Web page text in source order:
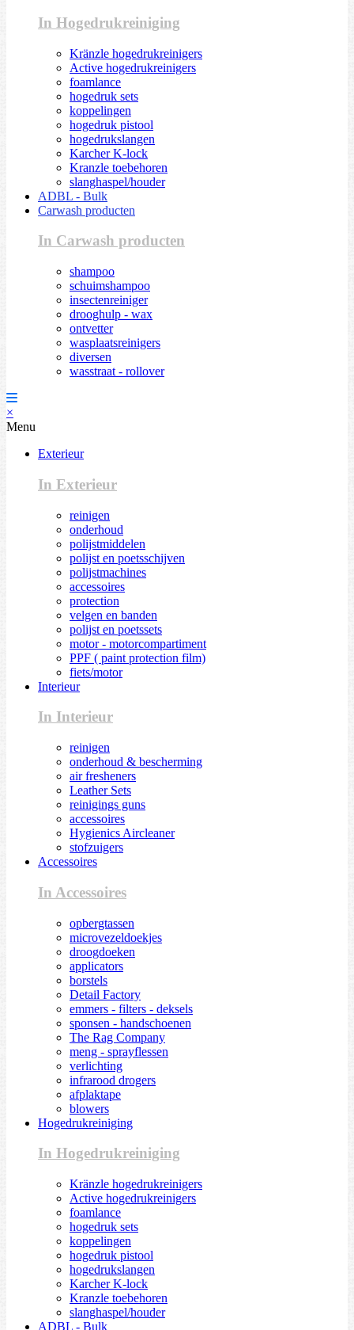
In Hogedrukreiniging
Kränzle hogedrukreinigers
Active hogedrukreinigers
foamlance
hogedruk sets
koppelingen
hogedruk pistool
hogedrukslangen
Karcher K-lock
Kranzle toebehoren
slanghaspel/houder
ADBL - Bulk
Carwash producten
In Carwash producten
shampoo
schuimshampoo
insectenreiniger
drooghulp - wax
ontvetter
wasplaatsreinigers
diversen
wasstraat - rollover
×
Menu
Exterieur
In Exterieur
reinigen
onderhoud
polijstmiddelen
polijst en poetsschijven
polijstmachines
accessoires
protection
velgen en banden
polijst en poetssets
motor - motorcompartiment
PPF ( paint protection film)
fiets/motor
Interieur
In Interieur
reinigen
onderhoud & bescherming
air fresheners
Leather Sets
reinigings guns
accessoires
Hygienics Aircleaner
stofzuigers
Accessoires
In Accessoires
opbergtassen
microvezeldoekjes
droogdoeken
applicators
borstels
Detail Factory
emmers - filters - deksels
sponsen - handschoenen
The Rag Company
meng - sprayflessen
verlichting
infrarood drogers
afplaktape
blowers
Hogedrukreiniging
In Hogedrukreiniging
Kränzle hogedrukreinigers
Active hogedrukreinigers
foamlance
hogedruk sets
koppelingen
hogedruk pistool
hogedrukslangen
Karcher K-lock
Kranzle toebehoren
slanghaspel/houder
ADBL - Bulk